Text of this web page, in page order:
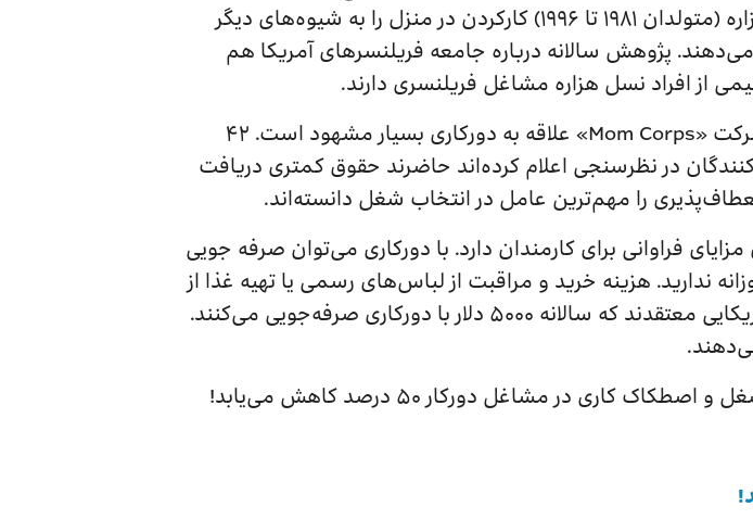
جوانان نسل هزاره (متولدان ۱۹۸۱ تا ۱۹۹۶) کارکردن در منزل را به شیوه‌های دیگر
پژوهش سالانه درباره جامعه فریلنسر‌‌های آمریکا هم
از افراد نسل هزاره مشاغل فریلنسری دارند.
در نظرسنجی شرکت «Mom Corps» علاقه به دورکاری بسیار مشهود است. ۴۲
در نظرسنجی اعلام کرده‌اند حاضرند حقوق کمتری دریافت
فراوانی برای کارمندان دارد. با دورکاری می‌توان صرفه جویی
ندارید. هزینه خرید و مراقبت از لباس‌های رسمی یا تهیه غذا از
رستوران هم با دورکاری از بین می‌رود. ۳۰ درصد از دورکاران آمریکایی معتقد‌ند که سالانه ۵۰۰۰ دلار با دورکاری صرفه‌جویی می‌کنند.